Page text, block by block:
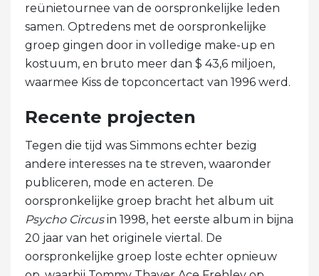
reünietournee van de oorspronkelijke leden
samen. Optredens met de oorspronkelijke
groep gingen door in volledige make-up en
kostuum, en bruto meer dan $ 43,6 miljoen,
waarmee Kiss de topconcertact van 1996 werd.
Recente projecten
Tegen die tijd was Simmons echter bezig
andere interesses na te streven, waaronder
publiceren, mode en acteren. De
oorspronkelijke groep bracht het album uit
Psycho Circusin 1998, het eerste album in bijna
20 jaar van het originele viertal. De
oorspronkelijke groep loste echter opnieuw